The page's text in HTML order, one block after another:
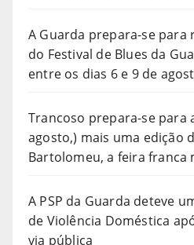
A Guarda prepara-se para
do Festival de Blues da
entre os dias 6 e 9 de
Trancoso prepara-se para
agosto,) mais uma edição
Bartolomeu, a feira franca
A PSP da Guarda deteve
de Violência Doméstica
via pública